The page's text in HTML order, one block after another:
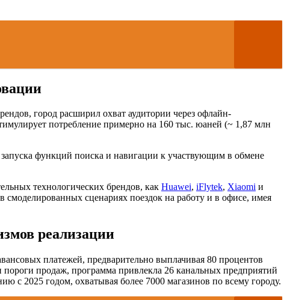
город расширил охват аудитории через офлайн-
потребление примерно на 160 тыс. юаней (~ 1,87 млн
запуска функций поиска и навигации к участвующим в обмене
технологических брендов, как Huawei, iFlytek, Xiaomi и
смоделированных сценариях поездок на работу и в офисе, имея
реализации
платежей, предварительно выплачивая 80 процентов
продаж, программа привлекла 26 канальных предприятий
с 2025 годом, охватывая более 7000 магазинов по всему городу.